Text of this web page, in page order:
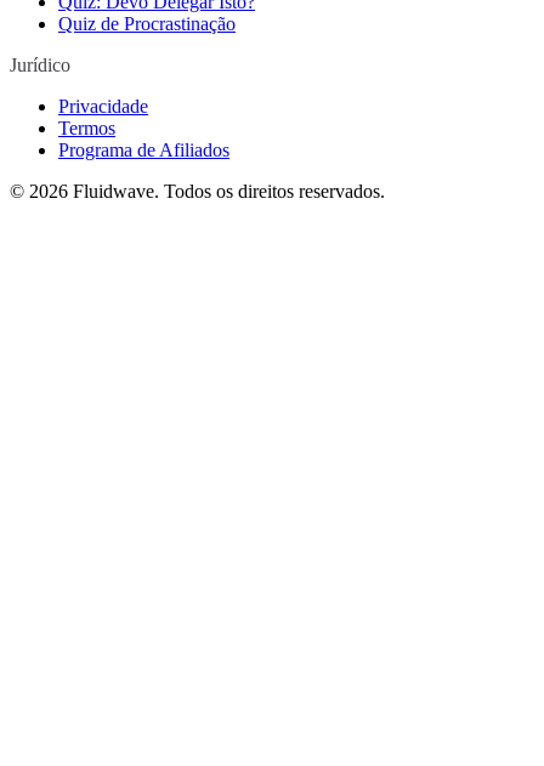
Quiz de Procrastinação
Jurídico
Privacidade
Termos
Programa de Afiliados
© 2026 Fluidwave. Todos os direitos reservados.